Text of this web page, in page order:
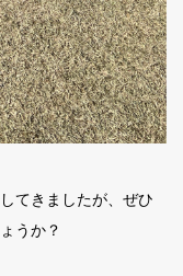
てきましたが、ぜひ
うか？